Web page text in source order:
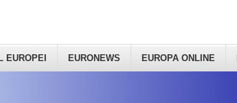
EUROPEI EURONEWS EUROPA ONLINE